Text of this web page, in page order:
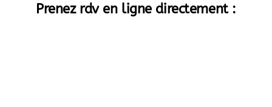
Prenez rdv en ligne directement :